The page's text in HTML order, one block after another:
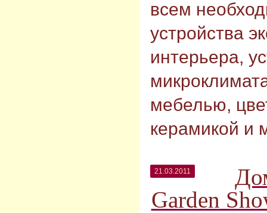
всем
устройства
интерьера,
мебелью,
керамикой и
21.03.2011
Garden